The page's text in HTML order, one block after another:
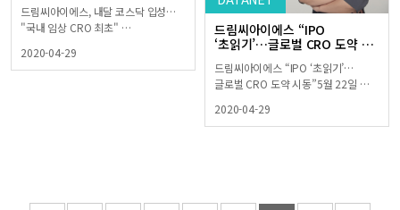
드림씨아이에스, 내달 코스닥 입성…
"국내 임상 CRO 최초" …
2020-04-29
드림씨아이에스 “IPO
‘초읽기’…글로벌 CRO 도약 …
드림씨아이에스 “IPO ‘초읽기’…
글로벌 CRO 도약 시동”5월 22일 …
2020-04-29